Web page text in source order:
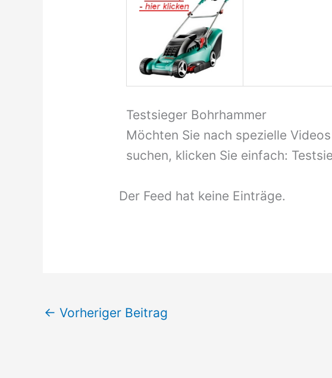
Testsieger Bohrhammer
Möchten Sie nach spezielle
suchen, klicken Sie einfach:
Der Feed hat keine Einträge.
← Vorheriger Beitrag